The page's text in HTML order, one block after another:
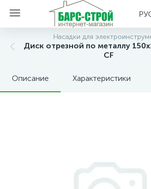
Насадки для
Диск отрезной по металлу
CF
Описание Характеристики